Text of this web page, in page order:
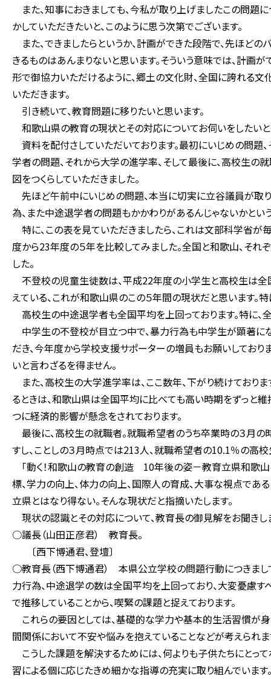
また、知事におきましても、今私が取り上げましたこの問題
かしていただきたいと、このように思う次第でございます。
また、できましたらというか、計画ができた段階で、先ほど
きるものはあんまりないと思います。そういう意味では、計画
形で御協力いただけるように、郷土の文化財、全国に誇れる
いただきます。
引き続いて、教育問題に移りたいと思います。
和歌山県の教育の現状とその対応についてお伺いをしたいと
資料を配付さしていただいております。最初にいじめの問題
学者の問題、それから大学の進学率、そして最後に、高校生の
図をつくらしていただきました。
先ほど午前中にいじめの問題、本当に切実に立谷議員が取
為、また中途退学者の問題もかかわりがあるんじゃないかとい
特に、この表を見ていただきましたら、これは文部科学省
度から23年度の５年を比較してみました。全国と和歌山、そ
した。
不登校の児童生徒数は、平成22年度の小学生と高校生は全
えている、これが和歌山県のこの５年間の現状だと思います。
高校生の中途退学者も全国平均を上回っております。特に、
中学生の不登校が目立つ中で、暴力行為も中学生が顕著に
だき、今年度から学校支援サポーターの増員もお願いしてお
いと言わざるを得ません。
また、高校生の大学進学率は、ここ数年、下がり続けており
るときは、和歌山県は全国平均に比べても高い時期をずっと維
つに経済的影響が懸念をされております。
最後に、高校生の就職者。就職希望者のうち卒業時の３月の
すし、ことしの３月時点では213人、就職希望者の10.1％の高
「動く！和歌山の教育の創造 10年後の姿－教育立県和歌山
標、学力の向上、体力の向上、国際人の育成、大事な視点であ
立県とはなり得ない。そんな現状だと指摘いたします。
現状の認識とその対応について、教育長の御見解をお聞きし
○議長（山田正彦君） 教育長。
〔西下博通君、登壇〕
○教育長（西下博通君） 本県公立学校の問題行動につきまし
力行為、中途退学の数は全国平均を上回っており、大変憂慮
で推移していることから、喫緊の課題と捉えております。
これらの要因としては、基礎的な学力や基本的生活習慣が
間関係において不安や悩みを抱えていることなどが考えられま
こうした課題を解決するためには、何よりも子供たちにとっ
習による個に応じたきめ細かな指導の充実に取り組んでいま